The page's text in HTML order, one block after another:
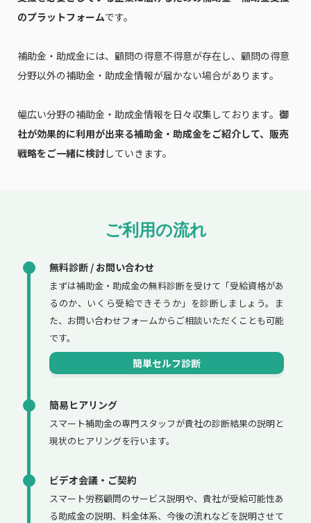
のプラットフォームです。
補助金・助成金には、顧問の得意不得意が存在し、顧問の得意
分野以外の補助金・助成金情報が届かない場合があります。
幅広い分野の補助金・助成金情報を日々収集しております。 御
社が効果的に利用が出来る補助金・助成金をご紹介して、販売
戦略をご一緒に検討していきます。
ご利用の流れ
無料診断 / お問い合わせ
まずは補助金・助成金の無料診断を受けて「受給資格があ
るのか、いくら受給できそうか」を診断しましょう。ま
た、お問い合わせフォームからご相談いただくことも可能
です。
簡単セルフ診断
簡易ヒアリング
スマート補助金の専門スタッフが貴社の診断結果の説明と
現状のヒアリングを行います。
ビデオ会議・ご契約
スマート労務顧問のサービス説明や、貴社が受給可能性あ
る助成金の説明、料金体系、今後の流れなどを説明させて